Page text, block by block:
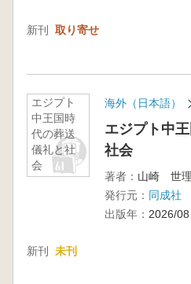
新刊 取り寄せ
エジプト
中王国時
代の葬送
儀礼と社
会
海外（日本語）
エジプト中
社会
著者： 山崎 世
発行元： 同成社
出版年： 2026/08
新刊 未刊